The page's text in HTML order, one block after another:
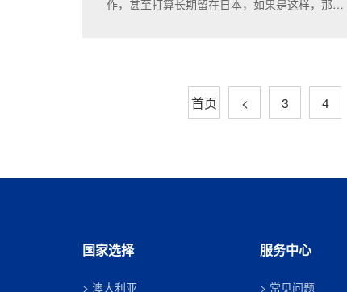
作，甚至打算长期留在日本，如果是这样，那么
首页 < 3 4
国家选择
澳大利亚
服务中心
常见问题